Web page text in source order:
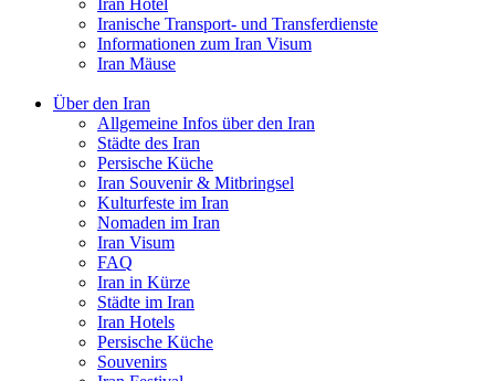
Iran Hotel
Iranische Transport- und Transferdienste
Informationen zum Iran Visum
Iran Mäuse
Über den Iran
Allgemeine Infos über den Iran
Städte des Iran
Persische Küche
Iran Souvenir & Mitbringsel
Kulturfeste im Iran
Nomaden im Iran
Iran Visum
FAQ
Iran in Kürze
Städte im Iran
Iran Hotels
Persische Küche
Souvenirs